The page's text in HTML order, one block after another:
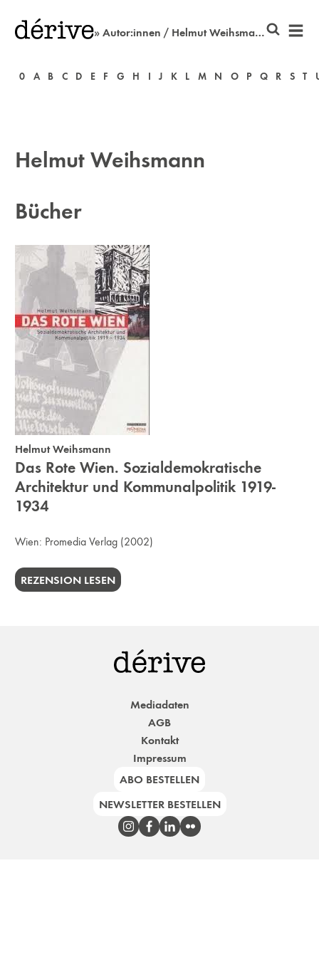
» Autor:innen / Helmut Weihsmann
0 A B C D E F G H I J K L M N O P Q R S T
Helmut Weihsmann
Bücher
Helmut Weihsmann
Das Rote Wien. Sozialdemokratische
Architektur und Kommunalpolitik 1919-
1934
Wien: Promedia Verlag (2002)
REZENSION LESEN
Mediadaten
AGB
Kontakt
Impressum
ABO BESTELLEN
NEWSLETTER BESTELLEN